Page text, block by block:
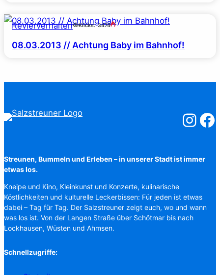
Revierverhalten Klicks: 3474
08.03.2013 // Achtung Baby im Bahnhof!
Streunen, Bummeln und Erleben – in unserer Stadt ist immer
etwas los.
Kneipe und Kino, Kleinkunst und Konzerte, kulinarische
Köstlichkeiten und kulturelle Leckerbissen: Für jeden ist etwas
dabei – Tag für Tag. Der Salzstreuner zeigt euch, wo und wann
was los ist. Von der Langen Straße über Schötmar bis nach
Lockhausen, Wüsten und Ahmsen.
Schnellzugriffe: